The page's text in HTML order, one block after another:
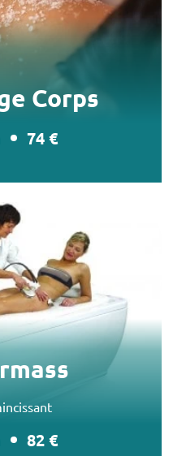
Corps
74 €
82 €